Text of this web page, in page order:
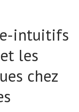
intuitifs
les
chez